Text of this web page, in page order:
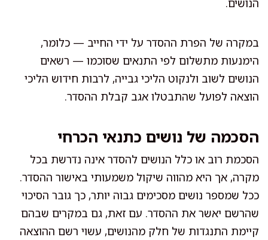
במקרה של הפרת ההסדר על ידי החייב — כלומר,
הימנעות מתשלום לפי התנאים שסוכמו — רשאים
הנושים לשוב ולנקוט הליכי גבייה, לרבות חידוש הליכי
הוצאה לפועל שהתבטלו אגב קבלת ההסדר.
הסכמה של נושים כתנאי הכרחי
הסכמת רוב או כלל הנושים להסדר אינה נדרשת בכל
מקרה, אך היא מהווה שיקול משמעותי באישור ההסדר.
ככל שמספר נושים מסכימים גבוה יותר, כך גובר הסיכוי
שהרשם יאשר את ההסדר. עם זאת, גם במקרים שבהם
קיימת התנגדות של חלק מהנושים, עשוי רשם ההוצאה